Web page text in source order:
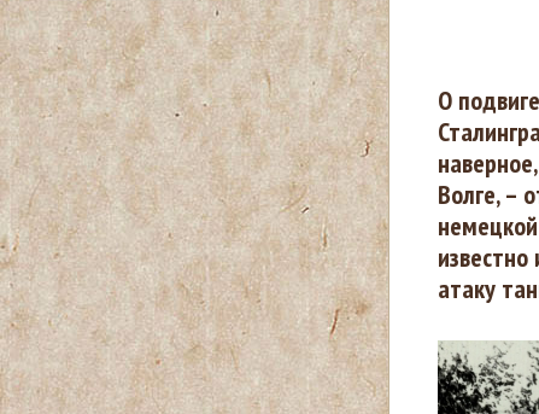
В
ы
з
д
с
О
Волге, –
атаку